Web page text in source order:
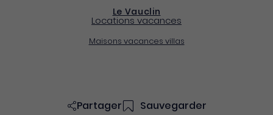
Le Vauclin
Locations vacances
Maisons vacances villas
Partager Sauvegarder